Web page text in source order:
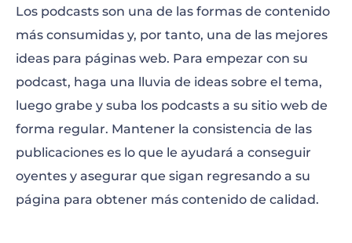
Los podcasts son una de las formas de contenido
más consumidas y, por tanto, una de las mejores
ideas para páginas web. Para empezar con su
podcast, haga una lluvia de ideas sobre el tema,
luego grabe y suba los podcasts a su sitio web de
forma regular. Mantener la consistencia de las
publicaciones es lo que le ayudará a conseguir
oyentes y asegurar que sigan regresando a su
página para obtener más contenido de calidad.